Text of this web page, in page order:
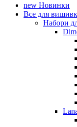
new Новинки
Все для
Набори